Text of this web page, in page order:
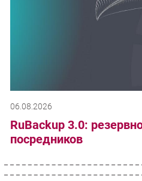
06.08.2026
RuBackup 3.0:
посредников